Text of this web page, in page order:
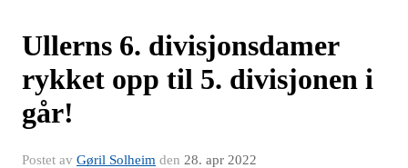
Ullerns 6. divisjonsdamer
rykket opp til 5. divisjonen i
går!
Postet av Gøril Solheim den 28. apr 2022